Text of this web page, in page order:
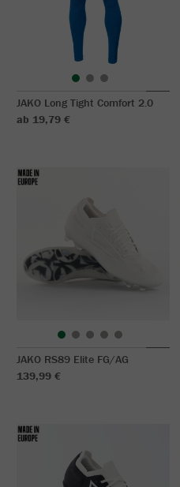
JAKO Long Tight Comfort 2.0
ab 19,79 €
JAKO RS89 Elite FG/AG
139,99 €